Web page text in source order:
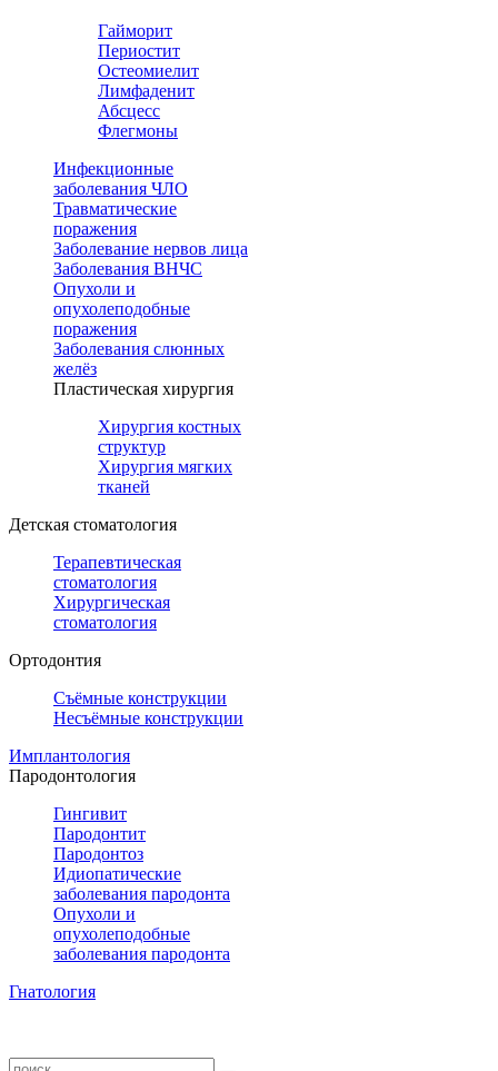
Гайморит
Периостит
Остеомиелит
Лимфаденит
Абсцесс
Флегмоны
Инфекционные
заболевания ЧЛО
Травматические
поражения
Заболевание нервов лица
Заболевания ВНЧС
Опухоли и
опухолеподобные
поражения
Заболевания слюнных
желёз
Пластическая хирургия
Хирургия костных
структур
Хирургия мягких
тканей
Детская стоматология
Терапевтическая
стоматология
Хирургическая
стоматология
Ортодонтия
Съёмные конструкции
Несъёмные конструкции
Имплантология
Пародонтология
Гингивит
Пародонтит
Пародонтоз
Идиопатические
заболевания пародонта
Опухоли и
опухолеподобные
заболевания пародонта
Гнатология